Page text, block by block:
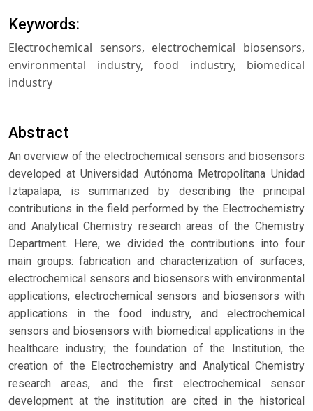
Keywords:
Electrochemical sensors, electrochemical biosensors,
environmental industry, food industry, biomedical
industry
Abstract
An overview of the electrochemical sensors and biosensors
developed at Universidad Autónoma Metropolitana Unidad
Iztapalapa, is summarized by describing the principal
contributions in the field performed by the Electrochemistry
and Analytical Chemistry research areas of the Chemistry
Department. Here, we divided the contributions into four
main groups: fabrication and characterization of surfaces,
electrochemical sensors and biosensors with environmental
applications, electrochemical sensors and biosensors with
applications in the food industry, and electrochemical
sensors and biosensors with biomedical applications in the
healthcare industry; the foundation of the Institution, the
creation of the Electrochemistry and Analytical Chemistry
research areas, and the first electrochemical sensor
development at the institution are cited in the historical